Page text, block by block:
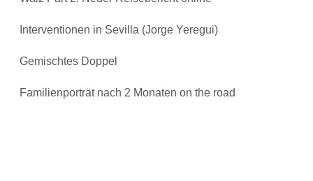
Interventionen in Sevilla (Jorge Yeregui)
Gemischtes Doppel
Familienporträt nach 2 Monaten on the road